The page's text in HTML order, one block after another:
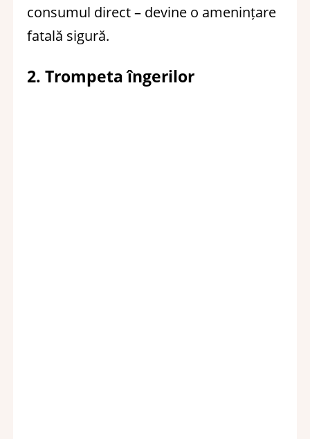
consumul direct – devine o amenințare
fatală sigură.
2. Trompeta îngerilor